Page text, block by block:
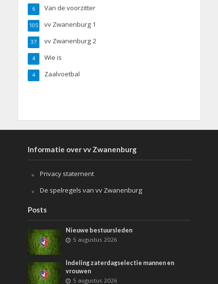
Van de voorzitter
6
vv Zwanenburg 1
105
vv Zwanenburg 2
37
Wie is
4
Zaalvoetbal
4
Informatie over vv Zwanenburg
Privacy statement
De spelregels van vv Zwanenburg
Posts
Nieuwe bestuursleden
5 augustus 2026
Indeling zaterdagselectie mannen en
vrouwen
5 augustus 2026